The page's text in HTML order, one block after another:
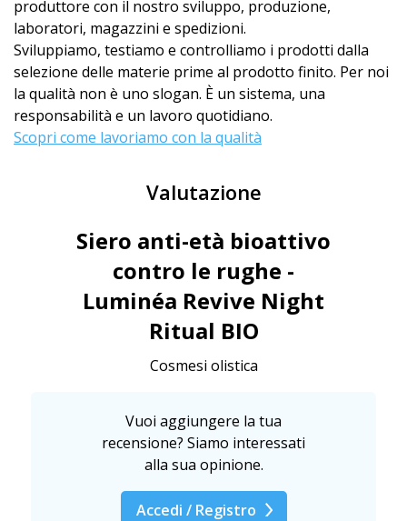
produttore con il nostro sviluppo, produzione,
laboratori, magazzini e spedizioni.
Sviluppiamo, testiamo e controlliamo i prodotti dalla
selezione delle materie prime al prodotto finito. Per noi
la qualità non è uno slogan. È un sistema, una
responsabilità e un lavoro quotidiano.
Scopri come lavoriamo con la qualità
Valutazione
Siero anti-età bioattivo
contro le rughe -
Luminéa Revive Night
Ritual BIO
Cosmesi olistica
Vuoi aggiungere la tua
recensione? Siamo interessati
alla sua opinione.
Accedi / Registro